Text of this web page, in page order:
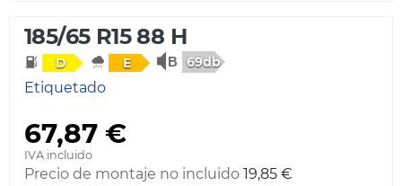
185/65 R15 88 H
D E 69db
Etiquetado
67,87 €
IVA incluido
Precio de montaje no incluido 19,85 €